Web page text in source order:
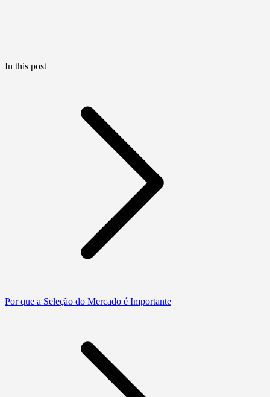
In this post
Por que a Seleção do Mercado é Importante